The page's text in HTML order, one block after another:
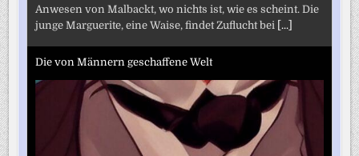
Anwesen von Malbackt, wo nichts ist, wie es scheint. Die
junge Marguerite, eine Waise, findet Zuflucht bei
[...]
Die von Männern geschaffene Welt